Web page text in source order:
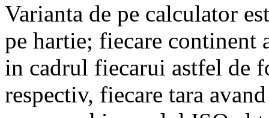
Varianta de pe calculator
pe hartie; fiecare continent
in cadrul fiecarui astfel de
respectiv, fiecare tara